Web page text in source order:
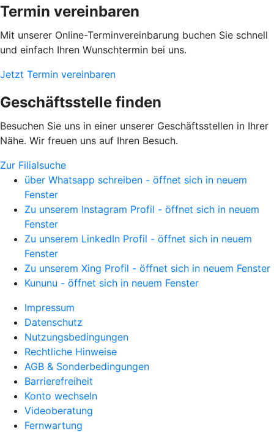
Termin vereinbaren
Mit unserer Online-Terminvereinbarung buchen Sie schnell
und einfach Ihren Wunschtermin bei uns.
Jetzt Termin vereinbaren
Geschäftsstelle finden
Besuchen Sie uns in einer unserer Geschäftsstellen in Ihrer
Nähe. Wir freuen uns auf Ihren Besuch.
Zur Filialsuche
über Whatsapp schreiben - öffnet sich in neuem
Fenster
Zu unserem Instagram Profil - öffnet sich in neuem
Fenster
Zu unserem LinkedIn Profil - öffnet sich in neuem
Fenster
Zu unserem Xing Profil - öffnet sich in neuem Fenster
Kununu - öffnet sich in neuem Fenster
Impressum
Datenschutz
Nutzungsbedingungen
Rechtliche Hinweise
AGB & Sonderbedingungen
Barrierefreiheit
Konto wechseln
Videoberatung
Fernwartung